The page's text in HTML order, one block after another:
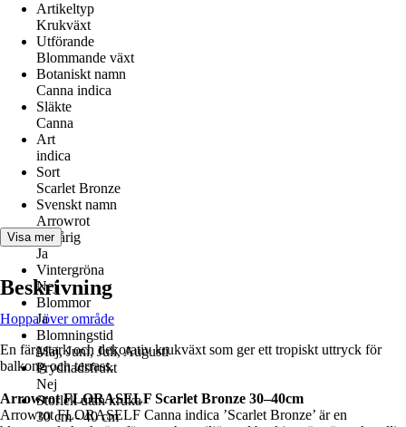
Artikeltyp
Krukväxt
Utförande
Blommande växt
Botaniskt namn
Canna indica
Släkte
Canna
Art
indica
Sort
Scarlet Bronze
Svenskt namn
Arrowrot
Flerårig
Ja
Vintergröna
Nej
Blommor
Ja
Blomningstid
Maj, Juni, Juli, Augusti
Prydnadsfrukt
Nej
Storlek utan kruka
30 cm - 40 cm
Visa mer
Beskrivning
Hoppa över område
En färgstark och dekorativ krukväxt som ger ett tropiskt uttryck för
balkong och terrass.
Arrowrot FLORASELF Scarlet Bronze 30–40cm
Arrowrot FLORASELF Canna indica ’Scarlet Bronze’ är en